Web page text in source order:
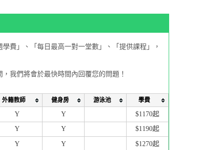
費」、「每日最高一對一堂數」、「提供課程」，
，我們將會於最快時間內回覆您的問題！
外籍教師 健身房 游泳池 學費
Y Y
$1170起
Y
Y $1190起
Y Y $1270起